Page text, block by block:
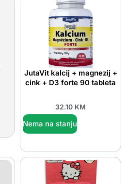
JutaVit kalcij + magnezij +
cink + D3 forte 90 tableta
32.10 KM
Nema na stanju